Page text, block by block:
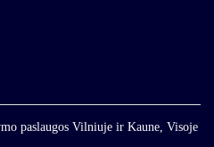
paslaugos Vilniuje ir Kaune, Visoje